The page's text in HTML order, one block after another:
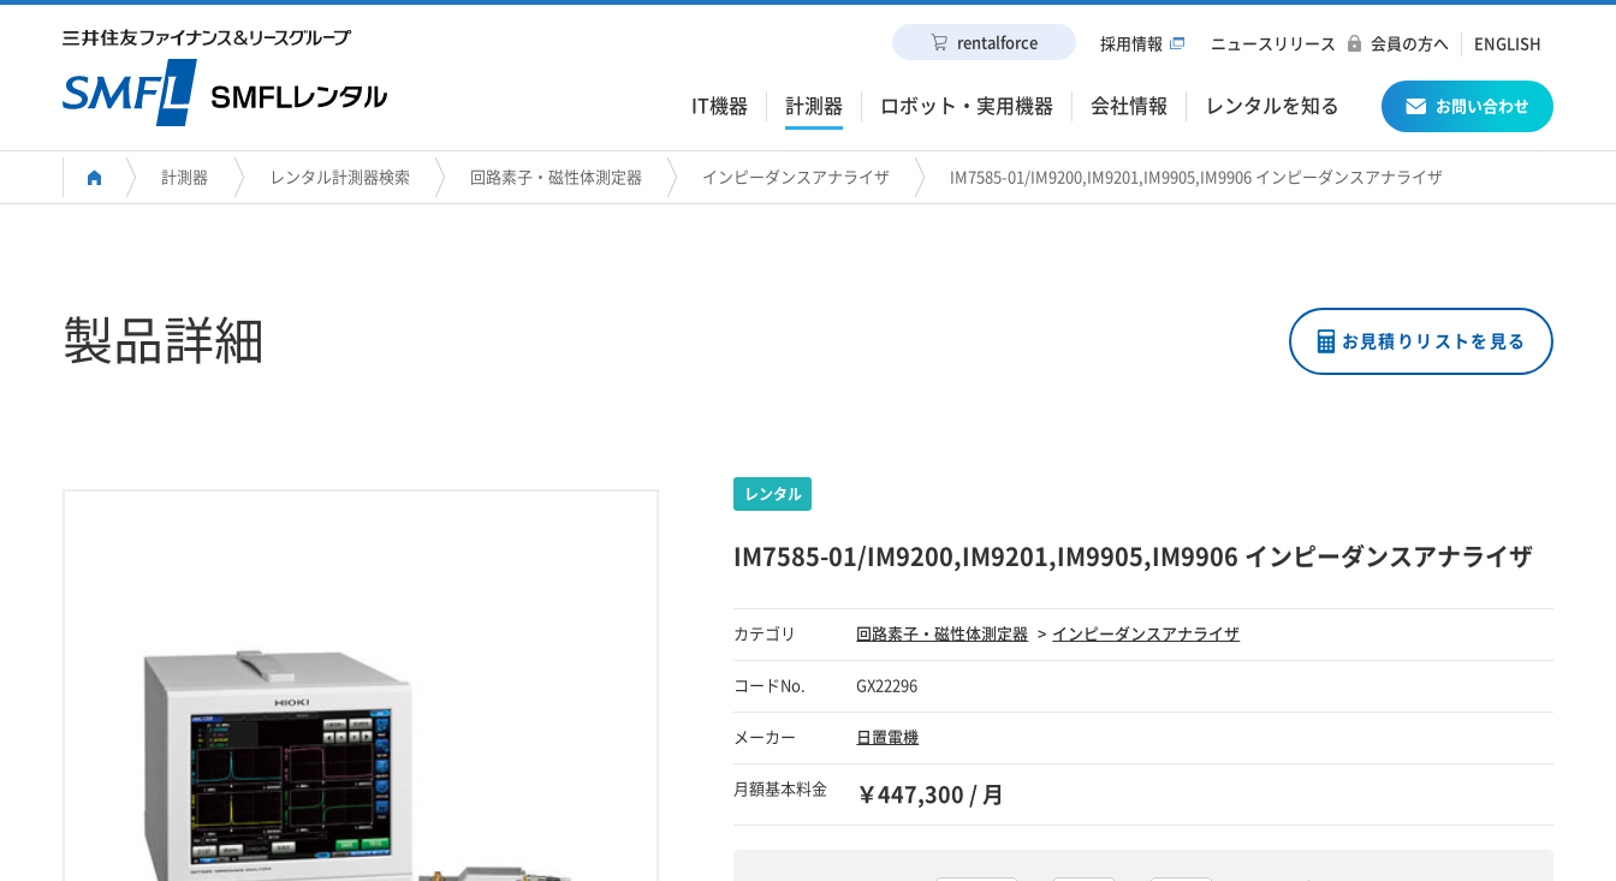
IT機器 計測器 ロボット・実用機器 会社情報 レンタルを知る お問い合わせ
rentalforce 採用情報 ニュースリリース 会員の方へ ENGLISH
計測器 レンタル計測器検索 回路素子・磁性体測定器 インピーダンスアナライザ IM7585-01/IM9200,IM9201,IM9905,IM9906 インピーダンスアナライザ
製品詳細 お見積りリストを見る
IM7585-01/IM9200,IM9201,IM9905,IM9906 インピーダンスアナライザ
カテゴリ 回路素子・磁性体測定器 インピーダンスアナライザ
コードNo. GX22296
メーカー 日置電機
月額基本料金 ￥447,300 / 月